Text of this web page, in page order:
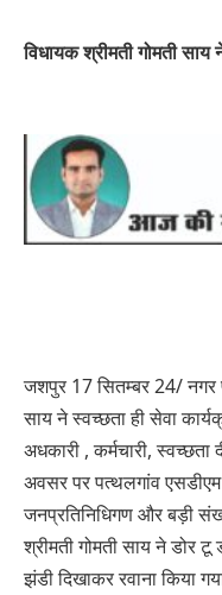
विधायक श्रीमती गोमती
जशपुर 17 सितम्बर 24/ नगर
साय ने स्वच्छता ही सेवा
अधकारी , कर्मचारी,
अवसर पर पत्थलगांव
जनप्रतिनिधिगण और बड़ी
श्रीमती गोमती साय ने डोर
झंडी दिखाकर रवाना किया